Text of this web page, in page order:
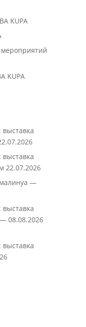
KUPA
мероприятий
KUPA
выставка
выставка
22.07.2026
—
выставка
08.08.2026
выставка